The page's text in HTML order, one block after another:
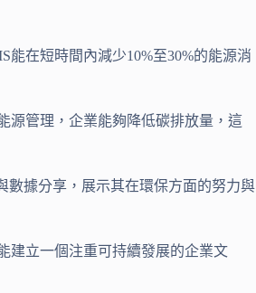
在短時間內減少10%至30%的能源消
源管理，企業能夠降低碳排放量，這
數據分享，展示其在環保方面的努力與
建立一個注重可持續發展的企業文